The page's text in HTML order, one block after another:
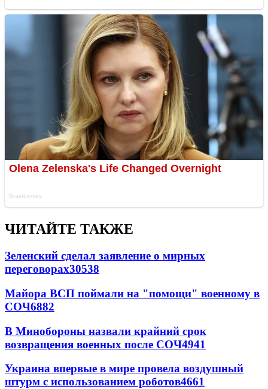
ЧИТАЙТЕ ТАКЖЕ
Зеленский сделал заявление о мирных
переговорах30538
Майора ВСП поймали на "помощи" военному в
СОЧ6882
В Минобороны назвали крайний срок
возвращения военных после СОЧ4941
Украина впервые в мире провела воздушный
штурм с использованием роботов4661